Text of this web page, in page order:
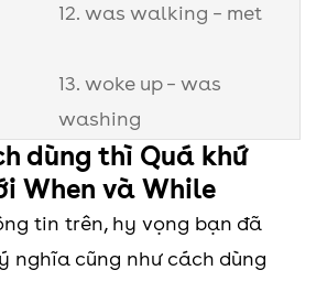
12. was walking – met
13. woke up – was
washing
14. was working –
phoned
dùng thì Quá khứ
When và While
tin trên, hy vọng bạn đã
nghĩa cũng như cách dùng